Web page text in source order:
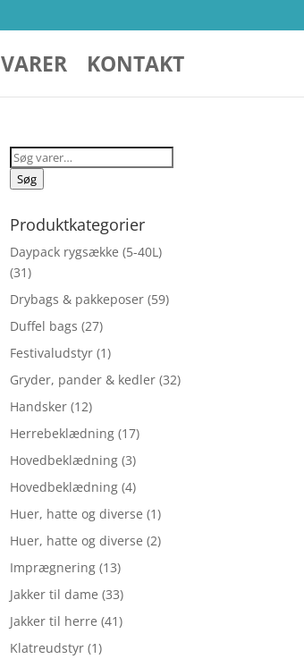
VARER KONTAKT
Søg
efter:
Søg
Produktkategorier
Daypack rygsække (5-40L)
(31)
Drybags & pakkeposer (59)
Duffel bags (27)
Festivaludstyr (1)
Gryder, pander & kedler (32)
Handsker (12)
Herrebeklædning (17)
Hovedbeklædning (3)
Hovedbeklædning (4)
Huer, hatte og diverse (1)
Huer, hatte og diverse (2)
Imprægnering (13)
Jakker til dame (33)
Jakker til herre (41)
Klatreudstyr (1)